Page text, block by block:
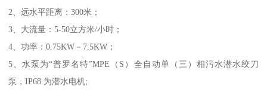
2、远水平距离：300米；
3、大流量：5-50立方米/小时；
4、功率：0.75KW－7.5KW；
5、水泵为“普罗名特”MPE（S）全自动单（三）相污水潜水绞刀
泵，IP68 为潜水电机;